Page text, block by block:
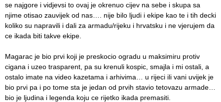
se najgore i vidjevsi to ovaj je okrenuo cijev na sebe i skupa sa
njime otisao zauvijek od nas…. nije bilo ljudi i ekipe kao te i tih decki
koliko su napravili i dali za armadu/rijeku i hrvatsku i ne vjerujem da
ce ikada biti takve ekipe.
Magarac je bio prvi koji je preskocio ogradu u maksimiru protiv
cigana i uzeo trasparent, pa su krenuli kospic, smajla i mi ostali, a
ostalo imate na video kazetama i arhivima… u rijeci ili vani uvijek je
bio prvi pa i po tome sta je jedan od prvih stavio tetovazu armade…
bio je ljudina i legenda koju ce rijetko ikada premasiti.